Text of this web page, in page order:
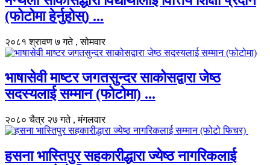
(फोटोमा हेर्नुहोस्) ...
२०८१ श्रावण ७ गते , सोमवार
भाषासेवी माष्टर जगतसुन्दर साकोसद्वारा जेष्ठ
सदस्यलाई सम्मान (फोटोमा) ...
२०८० चैत्र २७ गते , मंगलवार
हसना भास्तिपुर सहकारीद्धारा ज्येष्ठ नागरिकलाई